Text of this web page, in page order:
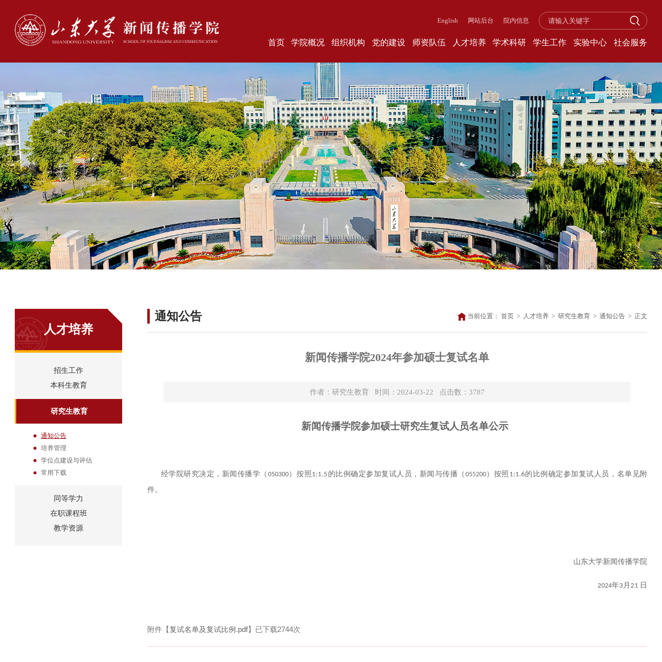
English 网站后台 院内信息
首页 学院概况 组织机构 党的建设 师资队伍 人才培养 学术科研 学生工作 实验中心 社会服务
人才培养
招生工作
本科生教育
研究生教育
通知公告
培养管理
学位点建设与评估
常用下载
同等学力
在职课程班
教学资源
通知公告 当前位置： 首页 > 人才培养 > 研究生教育 > 通知公告 > 正文
新闻传播学院2024年参加硕士复试名单
作者：研究生教育 时间：2024-03-22 点击数： 3787
新闻传播学院参加硕士研究生复试人员名单公示
经学院研究决定，新闻传播学（ 050300）按照1:1.5 的比例确定参加复试人员，新闻与传播（ 055200）按照 1:1.6的比例确定参加复试人员，名单见附
件。
山东大学新闻传播学院
2024年3 月 21 日
附件【复试名单及复试比例.pdf】已下载2744次